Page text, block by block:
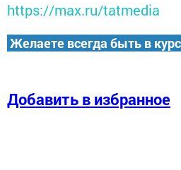
https://max.ru/tatmedia
Желаете всегда быть в
Добавить в избранное